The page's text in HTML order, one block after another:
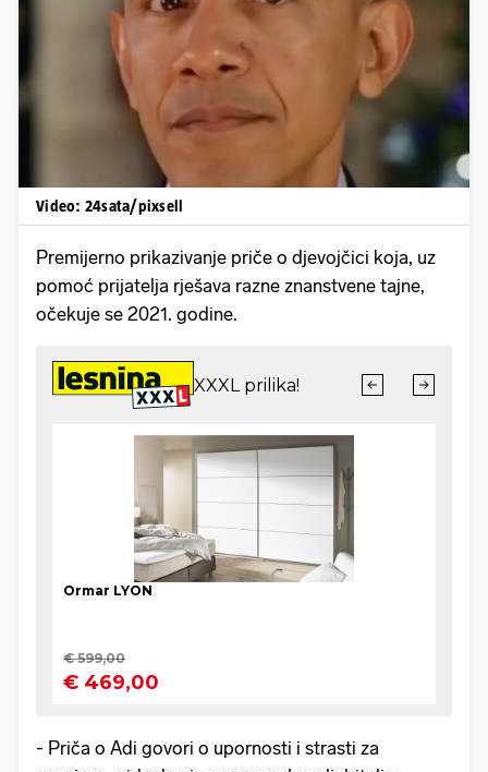
Video: 24sata/pixsell
Premijerno prikazivanje priče o djevojčici koja, uz
pomoć prijatelja rješava razne znanstvene tajne,
očekuje se 2021. godine.
- Priča o Adi govori o upornosti i strasti za